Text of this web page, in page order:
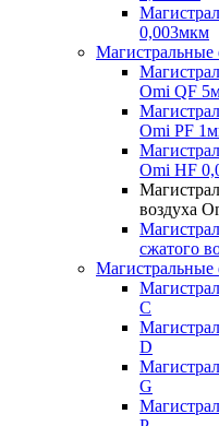
0,003мкм
Магистральные
Omi QF
Omi PF
Omi HF
воздуха
сжатого
Магистральные
C
D
G